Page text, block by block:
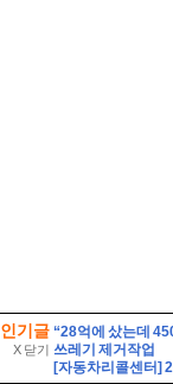
인기글
X 닫기 쓰레기 제거작업